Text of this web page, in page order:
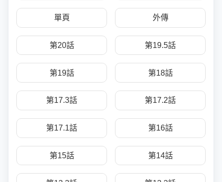
單頁 外傳
第20話 第19.5話
第19話 第18話
第17.3話 第17.2話
第17.1話 第16話
第15話 第14話